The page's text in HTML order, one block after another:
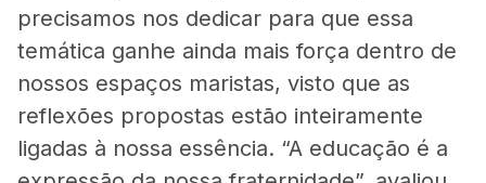
precisamos nos dedicar para que essa
temática ganhe ainda mais força dentro de
nossos espaços maristas, visto que as
reflexões propostas estão inteiramente
ligadas à nossa essência. “A educação é a